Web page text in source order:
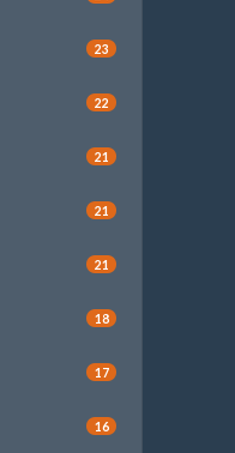
23
22
21
21
21
18
17
16